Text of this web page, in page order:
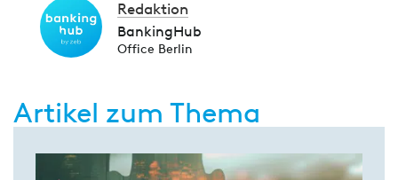
Redaktion
BankingHub
Office Berlin
Artikel zum Thema